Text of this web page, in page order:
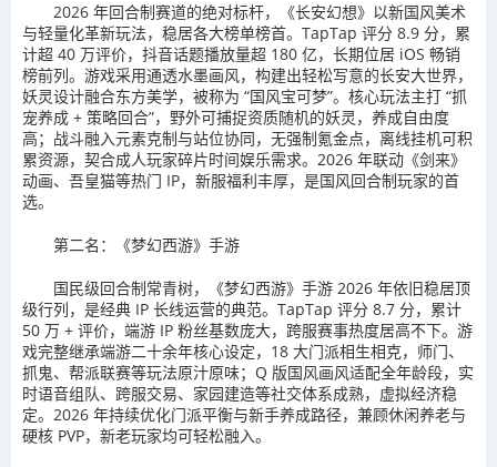
2026 年回合制赛道的绝对标杆，《长安幻想》以新国风美术
与轻量化革新玩法，稳居各大榜单榜首。TapTap 评分 8.9 分，累
计超 40 万评价，抖音话题播放量超 180 亿，长期位居 iOS 畅销
榜前列。游戏采用通透水墨画风，构建出轻松写意的长安大世界，
妖灵设计融合东方美学，被称为 “国风宝可梦”。核心玩法主打 “抓
宠养成 + 策略回合”，野外可捕捉资质随机的妖灵，养成自由度
高；战斗融入元素克制与站位协同，无强制氪金点，离线挂机可积
累资源，契合成人玩家碎片时间娱乐需求。2026 年联动《剑来》
动画、吾皇猫等热门 IP，新服福利丰厚，是国风回合制玩家的首
选。
第二名：《梦幻西游》手游
国民级回合制常青树，《梦幻西游》手游 2026 年依旧稳居顶
级行列，是经典 IP 长线运营的典范。TapTap 评分 8.7 分，累计
50 万 + 评价，端游 IP 粉丝基数庞大，跨服赛事热度居高不下。游
戏完整继承端游二十余年核心设定，18 大门派相生相克，师门、
抓鬼、帮派联赛等玩法原汁原味；Q 版国风画风适配全年龄段，实
时语音组队、跨服交易、家园建造等社交体系成熟，虚拟经济稳
定。2026 年持续优化门派平衡与新手养成路径，兼顾休闲养老与
硬核 PVP，新老玩家均可轻松融入。